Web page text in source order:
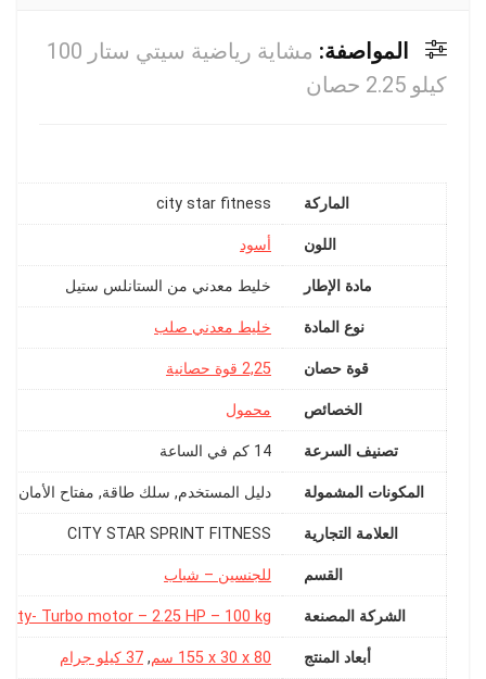
المواصفة:
مشاية رياضية سيتي ستار 100
كيلو 2.25 حصان
الماركة city star fitness
اللون أسود
مادة الإطار
نوع المادة خليط معدني صلب
قوة حصان ‎2,25 قوة حصانية
الخصائص
تصنيف السرعة ‎14 كم في الساعة
المكونات المشمولة
العلامة التجارية ‎CITY STAR SPRINT FITNESS
القسم
الشركة المصنعة Turbo motor – 2.25 HP – 100 kg
أبعاد المنتج ‎155 x 30 x 80 سم , 37 كيلو جرام